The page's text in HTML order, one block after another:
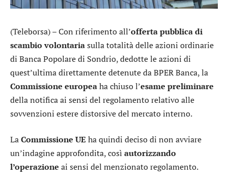
(Teleborsa) – Con riferimento all’offerta pubblica di
scambio volontariasulla totalità delle azioni ordinarie
di Banca Popolare di Sondrio, dedotte le azioni di
quest’ultima direttamente detenute daBPER Banca, la
Commissione europeaha chiuso l’esame preliminare
della notifica ai sensi del regolamento relativo alle
sovvenzioni estere distorsive del mercato interno.
LaCommissione UE ha quindi deciso di non avviare
un’indagine approfondita, così autorizzando
l’operazione ai sensi del menzionato regolamento.